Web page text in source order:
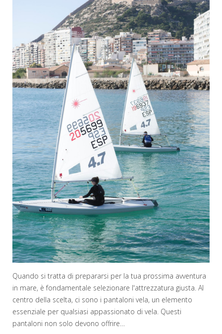
Quando si tratta di prepararsi per la tua prossima avventura
in mare, è fondamentale selezionare l'attrezzatura giusta. Al
centro della scelta, ci sono i pantaloni vela, un elemento
essenziale per qualsiasi appassionato di vela. Questi
pantaloni non solo devono offrire…